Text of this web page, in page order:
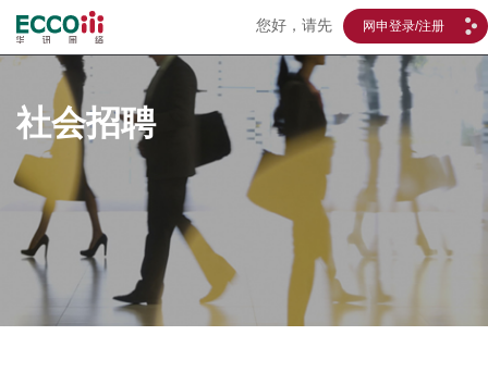
您好，请先 网申登录/注册
社会招聘